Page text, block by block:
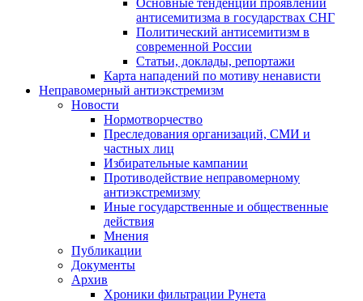
Основные тенденции проявлений
антисемитизма в государствах СНГ
Политический антисемитизм в
современной России
Статьи, доклады, репортажи
Карта нападений по мотиву ненависти
Неправомерный антиэкстремизм
Новости
Нормотворчество
Преследования организаций, СМИ и
частных лиц
Избирательные кампании
Противодействие неправомерному
антиэкстремизму
Иные государственные и общественные
действия
Мнения
Публикации
Документы
Архив
Хроники фильтрации Рунета